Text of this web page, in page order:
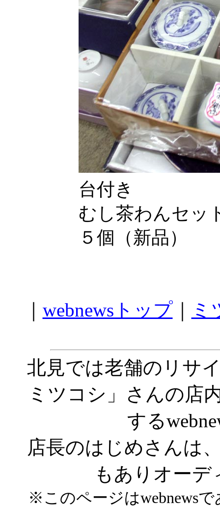
台付き
むし茶わんセッ
５個（新品）
webnewsトップ｜ ミ
北見では老舗のリサ
ミツコシ」さんの店
する
店長のはじめさんは
もありオー
※このページはwebnews